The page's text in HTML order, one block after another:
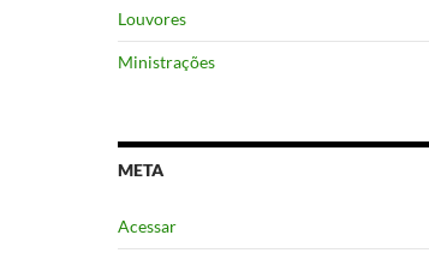
Louvores
Ministrações
META
Acessar